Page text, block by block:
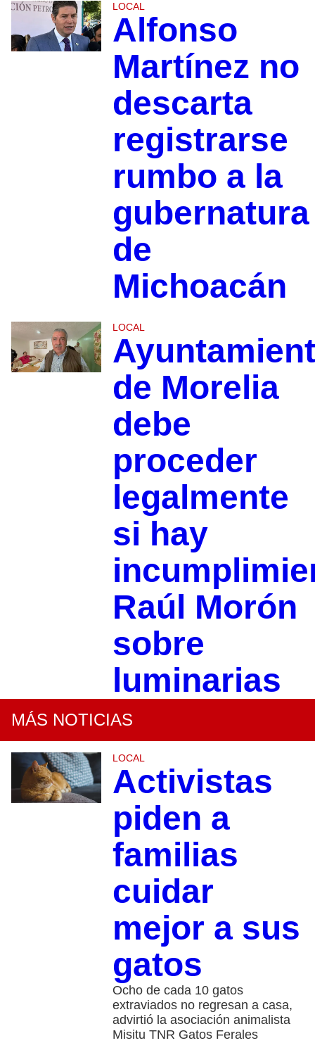
LOCAL
Alfonso
Martínez no
descarta
registrarse
rumbo a la
gubernatura
de
Michoacán
LOCAL
de Morelia
debe
proceder
legalmente
si hay
Raúl Morón
sobre
luminarias
MÁS NOTICIAS
LOCAL
Activistas
piden a
familias
cuidar
mejor a sus
gatos
Ocho de cada 10 gatos
extraviados no regresan a casa,
advirtió la asociación animalista
Misitu TNR Gatos Ferales